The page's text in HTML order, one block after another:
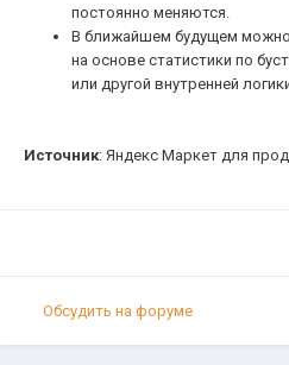
постоянно меняются.
В ближайшем будущем можно
на основе статистики по
или другой внутренней
Источник: Яндекс Маркет для
Обсудить на форуме